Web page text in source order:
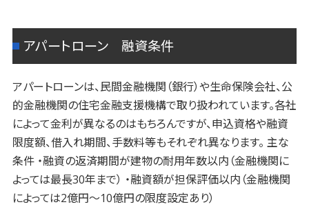
アパートローン 融資条件
アパートローンは、民間金融機関（銀行）や生命保険会社、公
的金融機関の住宅金融支援機構で取り扱われています。各社
によって金利が異なるのはもちろんですが、申込資格や融資
限度額、借入れ期間、手数料等もそれぞれ異なります。 主な
条件 ・融資の返済期間が建物の耐用年数以内（金融機関に
よっては最長30年まで） ・融資額が担保評価以内（金融機関
によっては2億円～10億円の限度設定あり）